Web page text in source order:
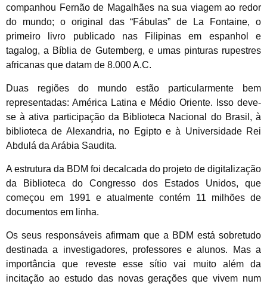
companhou Fernão de Magalhães na sua viagem ao redor
do mundo; o original das “Fábulas” de La Fontaine, o
primeiro livro publicado nas Filipinas em espanhol e
tagalog, a Bíblia de Gutemberg, e umas pinturas rupestres
africanas que datam de 8.000 A.C.
Duas regiões do mundo estão particularmente bem
representadas: América Latina e Médio Oriente. Isso deve-
se à ativa participação da Biblioteca Nacional do Brasil, à
biblioteca de Alexandria, no Egipto e à Universidade Rei
Abdulá da Arábia Saudita.
A estrutura da BDM foi decalcada do projeto de digitalização
da Biblioteca do Congresso dos Estados Unidos, que
começou em 1991 e atualmente contém 11 milhões de
documentos em linha.
Os seus responsáveis afirmam que a BDM está sobretudo
destinada a investigadores, professores e alunos. Mas a
importância que reveste esse sítio vai muito além da
incitação ao estudo das novas gerações que vivem num